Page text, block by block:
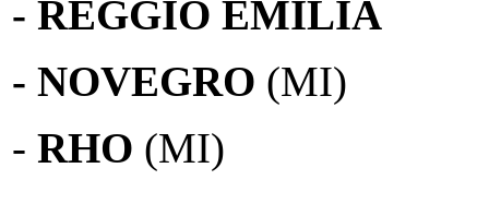
- REGGIO EMILIA
- NOVEGRO (MI)
- RHO (MI)